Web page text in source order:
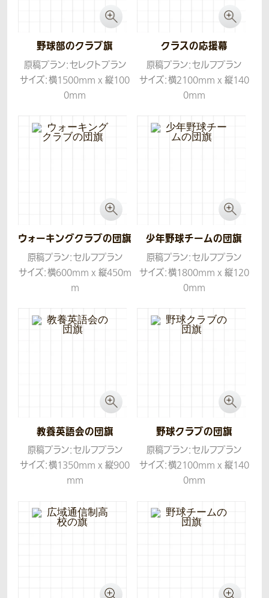
野球部のクラブ旗
原稿プラン：セレクトプラン
サイズ：横1500mm x 縦100
0mm
クラスの応援幕
原稿プラン：セルフプラン
サイズ：横2100mm x 縦140
0mm
ウォーキングクラブの団旗
原稿プラン：セルフプラン
サイズ：横600mm x 縦450m
m
少年野球チームの団旗
原稿プラン：セルフプラン
サイズ：横1800mm x 縦120
0mm
教養英語会の団旗
原稿プラン：セルフプラン
サイズ：横1350mm x 縦900
mm
野球クラブの団旗
原稿プラン：セルフプラン
サイズ：横2100mm x 縦140
0mm